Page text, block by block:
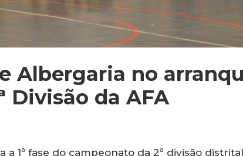
Albergaria no
Divisão da AFA
1ª fase do campeonato da 2ª divisão distrital